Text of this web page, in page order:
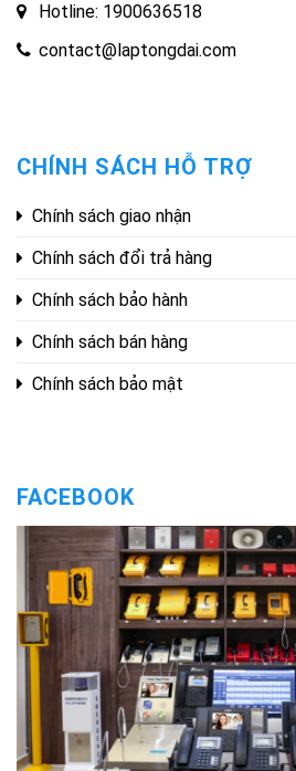
Hotline: 1900636518
contact@laptongdai.com
CHÍNH SÁCH HỖ TRỢ
Chính sách giao nhận
Chính sách đổi trả hàng
Chính sách bảo hành
Chính sách bán hàng
Chính sách bảo mật
FACEBOOK